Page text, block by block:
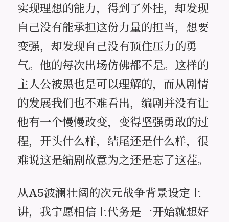
实现理想的能力，得到了外挂，却发现
自己没有能承担这份力量的担当，想要
变强，却发现自己没有顶住压力的勇
气。他的每次出场仿佛都不是。这样的
主人公被黑也是可以理解的，而从剧情
的发展我们也不难看出，编剧并没有让
他有一个慢慢改变，变得坚强勇敢的过
程，开头什么样，结尾还是什么样，很
难说这是编剧故意为之还是忘了这茬。
从A5波澜壮阔的次元战争背景设定上
讲，我宁愿相信上代务是一开始就想好